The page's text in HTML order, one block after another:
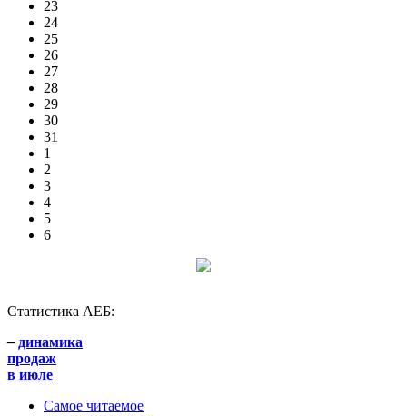
23
24
25
26
27
28
29
30
31
1
2
3
4
5
6
Статистика АЕБ:
– динамика
продаж
в июле
Самое читаемое